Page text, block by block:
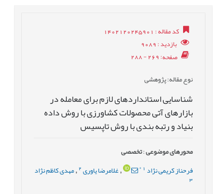
کد مقاله: 1402120245901
بازدید: 9089
صفحه: 269 - 288
نوع مقاله: پژوهشی
شناسایی استانداردهای لازم برای معامله در
بازارهای آتی محصولات کشاورزی با روش داده
بنیاد و رتبه بندی با روش تاپسیس
محورهای موضوعی:تخصصی
فرحناز کریمی نژاد *
,غلامرضا یاوری 2
, مهدی کاظم نژاد
3